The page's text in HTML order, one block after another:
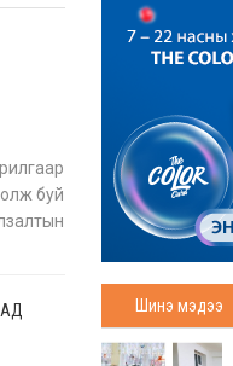
буй
Шинэ мэдээ